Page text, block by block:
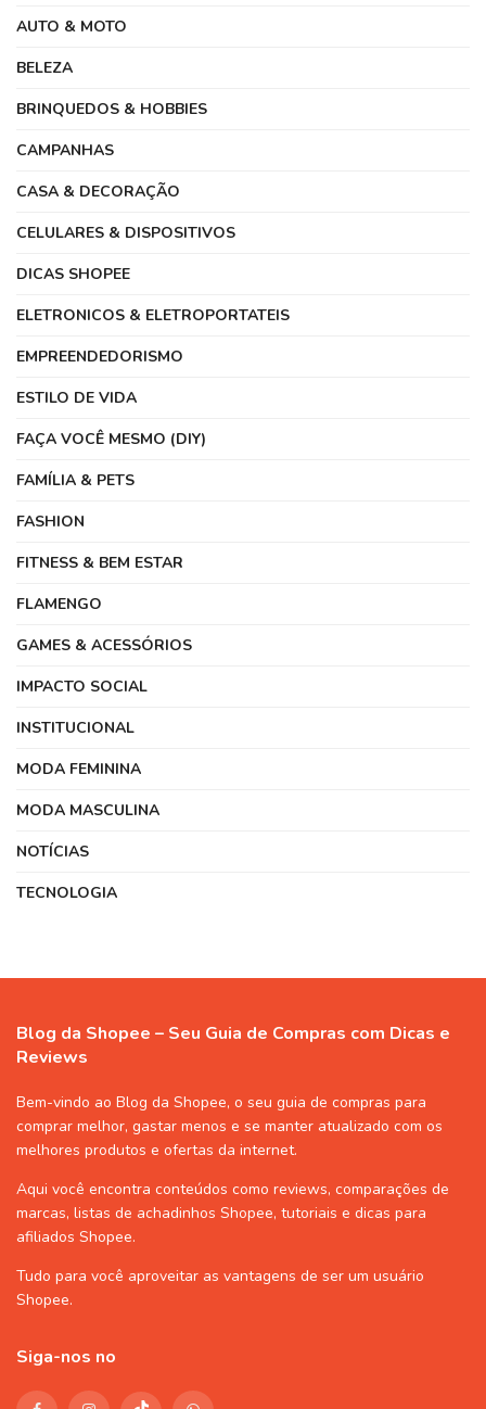
AUTO & MOTO
BELEZA
BRINQUEDOS & HOBBIES
CAMPANHAS
CASA & DECORAÇÃO
CELULARES & DISPOSITIVOS
DICAS SHOPEE
ELETRONICOS & ELETROPORTATEIS
EMPREENDEDORISMO
ESTILO DE VIDA
FAÇA VOCÊ MESMO (DIY)
FAMÍLIA & PETS
FASHION
FITNESS & BEM ESTAR
FLAMENGO
GAMES & ACESSÓRIOS
IMPACTO SOCIAL
INSTITUCIONAL
MODA FEMININA
MODA MASCULINA
NOTÍCIAS
TECNOLOGIA
Blog da Shopee – Seu Guia de Compras com Dicas e
Reviews
Bem-vindo ao Blog da Shopee, o seu guia de compras para
comprar melhor, gastar menos e se manter atualizado com os
melhores produtos e ofertas da internet.
Aqui você encontra conteúdos como reviews, comparações de
marcas, listas de achadinhos Shopee, tutoriais e dicas para
afiliados Shopee.
Tudo para você aproveitar as vantagens de ser um usuário
Shopee.
Siga-nos no